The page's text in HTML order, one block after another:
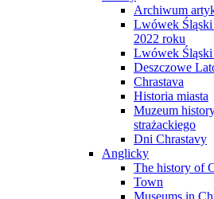
Archiwum
Lwówek Śląski
2022 roku
Lwówek Śląski
Deszczowe
Chrastava
Historia miasta
Muzeum
strażackiego
Dni Chrastavy
Anglicky
The history of
Town
Museums in